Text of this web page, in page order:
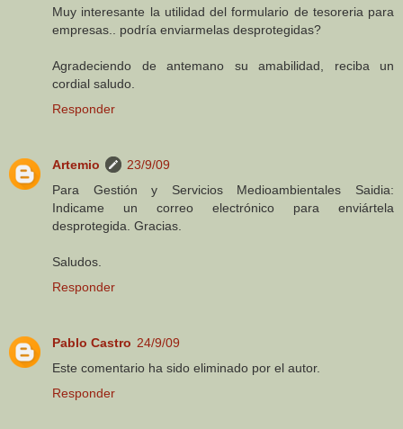
Muy interesante la utilidad del formulario de tesoreria para
empresas.. podría enviarmelas desprotegidas?
Agradeciendo de antemano su amabilidad, reciba un
cordial saludo.
Responder
Artemio
23/9/09
Para Gestión y Servicios Medioambientales Saidia:
Indicame un correo electrónico para enviártela
desprotegida. Gracias.
Saludos.
Responder
Pablo Castro 24/9/09
Este comentario ha sido eliminado por el autor.
Responder